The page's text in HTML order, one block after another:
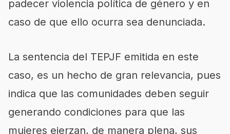
padecer violencia política de género y en
caso de que ello ocurra sea denunciada.
La sentencia del TEPJF emitida en este
caso, es un hecho de gran relevancia, pues
indica que las comunidades deben seguir
generando condiciones para que las
mujeres ejerzan, de manera plena, sus